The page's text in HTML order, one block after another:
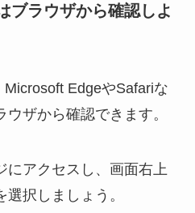
ブラウザから確認しよ
EdgeやSafariな
ザから確認できます。
にアクセスし、画面右上
択しましょう。